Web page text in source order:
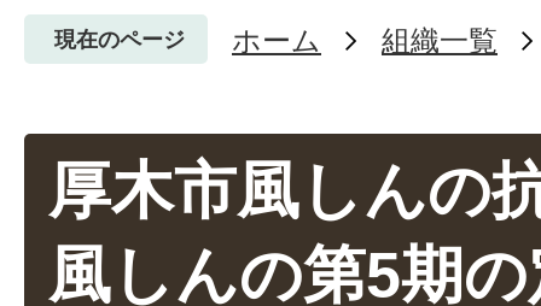
現在のページ ホーム 組織一覧
厚木市風しんの
風しんの第5期